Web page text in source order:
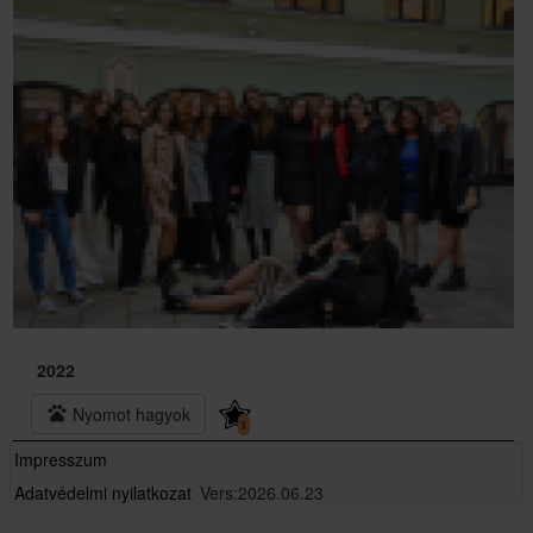
2022
pets Nyomot hagyok 1
Impresszum
Adatvédelmi nyilatkozat Vers:2026.06.23